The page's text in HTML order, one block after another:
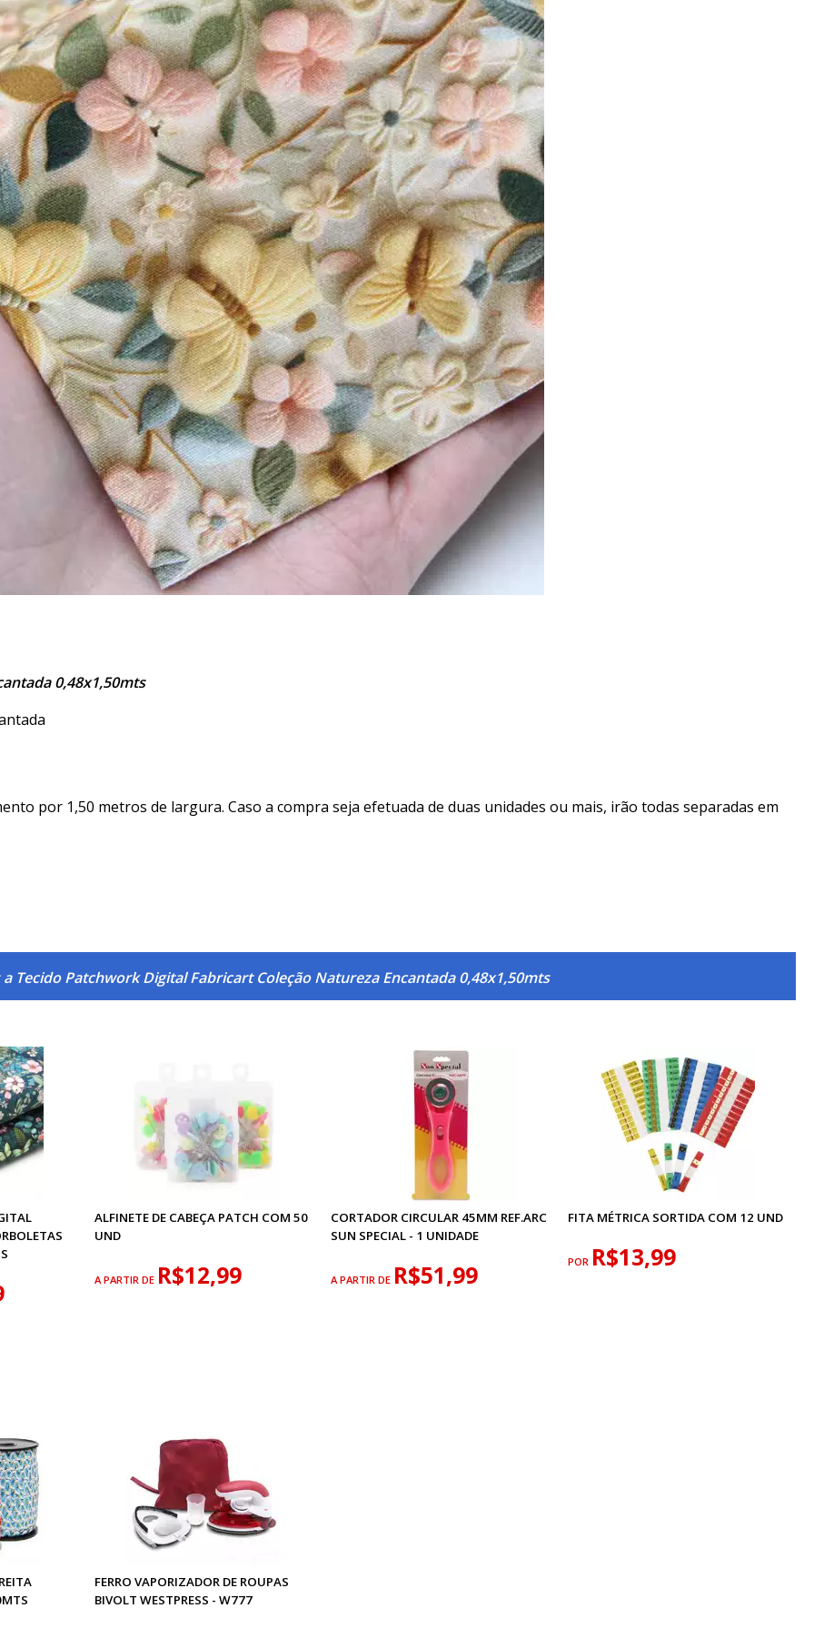
0,48x1,50mts
por 1,50 metros de largura. Caso a compra seja efetuada de duas unidades ou mais, irão todas separadas em
Tecido Patchwork Digital Fabricart Coleção Natureza Encantada 0,48x1,50mts
ALFINETE DE CABEÇA PATCH COM 50
UND
A PARTIR DE R$12,99
CORTADOR CIRCULAR 45MM REF.ARC
SUN SPECIAL - 1 UNIDADE
A PARTIR DE R$51,99
FITA MÉTRICA SORTIDA COM 12 UND
POR R$13,99
FERRO VAPORIZADOR DE ROUPAS
BIVOLT WESTPRESS - W777